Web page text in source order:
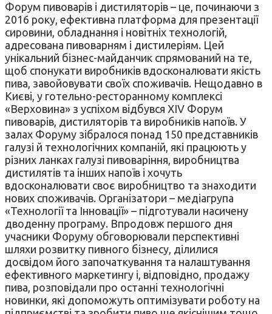
Форум пивоварів і дистиляторів – це, починаючи з
2016 року, ефективна платформа для презентації
сировини, обладнання і новітніх технологій,
адресована пивоварням і дистилеріям. Цей
унікальний бізнес-майданчик спрямований на те,
щоб спонукати виробників вдосконалювати якість
пива, завойовувати своїх споживачів. Нещодавно в
Києві, у готельно-ресторанному комплексі
«Верховина» з успіхом відбувся XIV Форум
пивоварів, дистиляторів та виробників напоїв. У
залах Форуму зібралося понад 150 представників
галузі й технологічних компаній, які працюють у
різних ланках галузі пивоваріння, виробництва
дистилятів та інших напоїв і хочуть
вдосконалювати своє виробництво та знаходити
нових споживачів. Організатори – медіагрупа
«Технології та Інновації» – підготували насичену
дводенну програму. Впродовж першого дня
учасники Форуму обговорювали перспективні
шляхи розвитку пивного бізнесу, ділилися
досвідом його започаткування та налаштування
ефективного маркетингу і, відповідно, продажу
пива, розповідали про останні технологічні
новинки, які допоможуть оптимізувати роботу на